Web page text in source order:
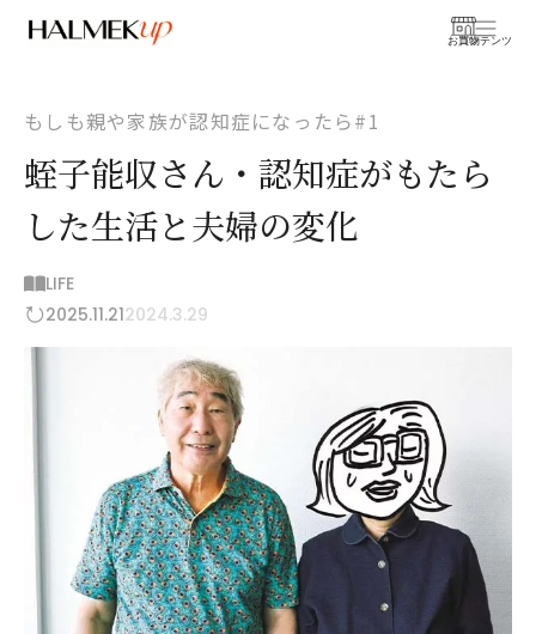
お買物
コンテンツ
もしも親や家族が認知症になったら#1
蛭子能収さん・認知症がもたら
した生活と夫婦の変化
LIFE
2025.11.212024.3.29